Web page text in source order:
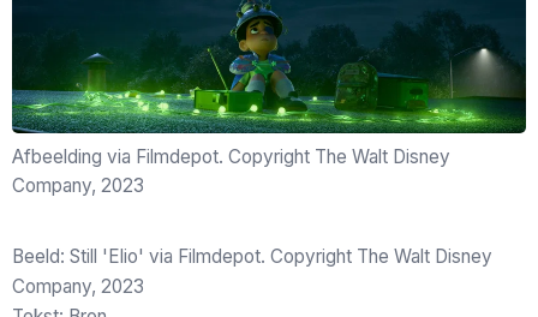
Afbeelding via Filmdepot. Copyright The Walt Disney
Company, 2023
Beeld: Still 'Elio' via Filmdepot. Copyright The Walt Disney
Company, 2023